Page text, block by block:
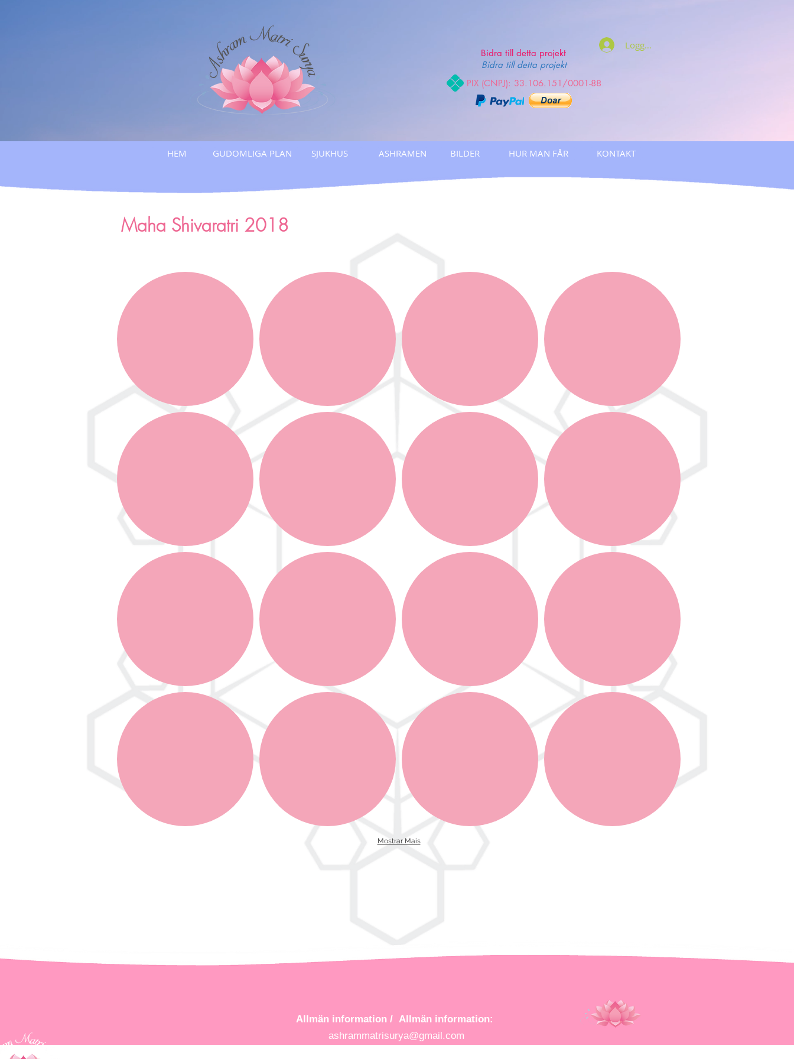
Bidra till detta projekt
Bidra till detta projekt
PIX (CNPJ): 33.106.151/0001-88
Logga in
HEM GUDOMLIGA PLAN SJUKHUS ASHRAMEN BILDER HUR MAN FÅR KONTAKT
Mostrar Mais
Maha Shivaratri 2018
Allmän information / Allmän information:
ashrammatrisurya@gmail.com